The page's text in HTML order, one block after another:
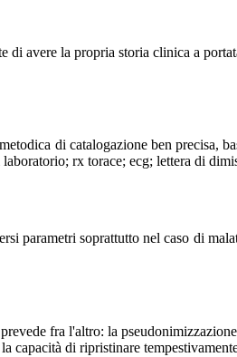
di avere la propria storia clinica a
di catalogazione ben precisa,
rx torace; ecg; lettera di
parametri soprattutto nel caso di
fra l'altro: la
capacità di ripristinare